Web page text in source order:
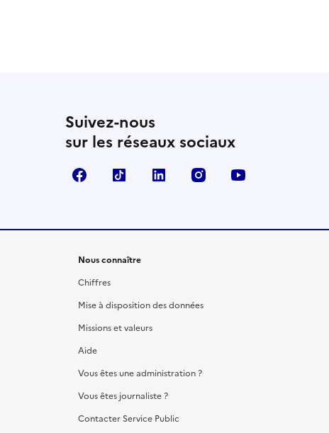
Suivez-nous
sur les réseaux sociaux
FacebookTikTok LinkedIn Instagram
Nous connaître
Chiffres
Mise à disposition des données
Missions et valeurs
Aide
Vous êtes une administration ?
Vous êtes journaliste ?
Contacter Service Public